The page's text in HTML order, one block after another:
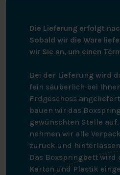
Die Lieferung erfolgt
Sobald wir die Ware
wir Sie an, um einen
Bei der Lieferung wird
fein säuberlich bei
Erdgeschoss
bauen wir das
gewünschten Stelle
nehmen wir alle
zurück und
Das Boxspringbett wird
Karton und Plastik